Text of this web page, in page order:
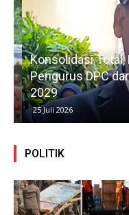
Konsolidasi Total,
Pengurus DPC dan
2029
25 Juli 2026
POLITIK